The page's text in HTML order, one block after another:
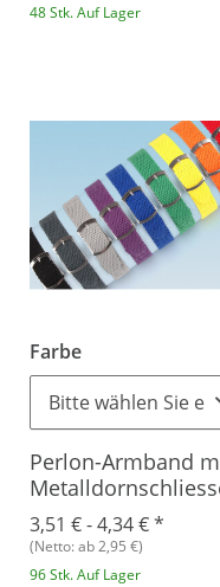
48 Stk. Auf Lager
Farbe
Bitte wählen Sie
Perlon-Armband
3,51 € -4,34 €*
(Netto: ab 2,95 €)
96 Stk. Auf Lager